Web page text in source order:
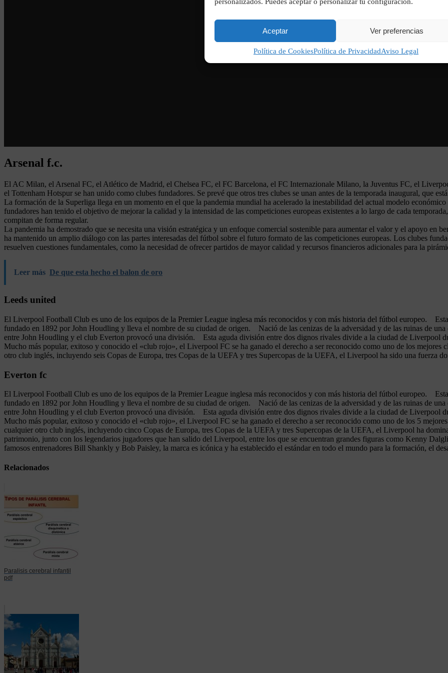
Aceptar Ver preferencias
Política de CookiesPolítica de PrivacidadAviso Legal
Arsenal f.c.
El AC Milan, el Arsenal FC, el Atlético de Madrid, el Chelsea FC, el FC Barcelona, el FC Internazionale Milano, la Juventus FC, el
el Tottenham Hotspur se han unido como clubes fundadores. Se prevé que otros tres clubes se unan antes de la temporada inaugural, que
La formación de la Superliga llega en un momento en el que la pandemia mundial ha acelerado la inestabilidad del actual modelo
fundadores han tenido el objetivo de mejorar la calidad y la intensidad de las competiciones europeas existentes a lo largo de cada
compitan de forma regular.
La pandemia ha demostrado que se necesita una visión estratégica y un enfoque comercial sostenible para aumentar el valor y el apoyo en
ha mantenido un amplio diálogo con las partes interesadas del fútbol sobre el futuro formato de las competiciones europeas. Los clubes
resuelven cuestiones fundamentales, como la necesidad de ofrecer partidos de mayor calidad y recursos financieros adicionales para la
Leer más De que esta hecho el balon de oro
Leeds united
El Liverpool Football Club es uno de los equipos de la Premier League inglesa más reconocidos y con más historia del fútbol europeo.
fundado en 1892 por John Houdling y lleva el nombre de su ciudad de origen. Nació de las cenizas de la adversidad y de las ruinas de una
entre John Houdling y el club Everton provocó una división. Esta aguda división entre dos dignos rivales divide a la ciudad de Liverpool
Mucho más popular, exitoso y conocido el «club rojo», el Liverpool FC se ha ganado el derecho a ser reconocido como uno de los
otro club inglés, incluyendo seis Copas de Europa, tres Copas de la UEFA y tres Supercopas de la UEFA, el Liverpool ha sido una fuerza
Everton fc
El Liverpool Football Club es uno de los equipos de la Premier League inglesa más reconocidos y con más historia del fútbol europeo.
fundado en 1892 por John Houdling y lleva el nombre de su ciudad de origen. Nació de las cenizas de la adversidad y de las ruinas de una
entre John Houdling y el club Everton provocó una división. Esta aguda división entre dos dignos rivales divide a la ciudad de Liverpool
Mucho más popular, exitoso y conocido el «club rojo», el Liverpool FC se ha ganado el derecho a ser reconocido como uno de los 5
cualquier otro club inglés, incluyendo cinco Copas de Europa, tres Copas de la UEFA y tres Supercopas de la UEFA, el Liverpool ha
patrimonio, junto con los legendarios jugadores que han salido del Liverpool, entre los que se encuentran grandes figuras como Kenny
famosos entrenadores Bill Shankly y Bob Paisley, la marca es icónica y ha establecido el estándar en todo el mundo para la formación, el
Relacionados
Paralisis cerebral infantil
pdf